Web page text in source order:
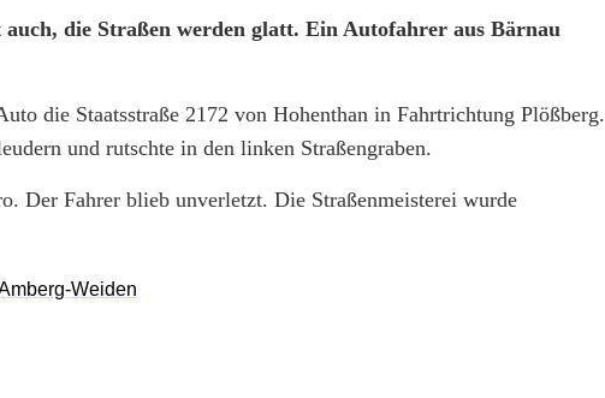
die Straßen werden glatt. Ein Autofahrer aus Bärnau
die Staatsstraße 2172 von Hohenthan in Fahrtrichtung Plößberg.
und rutschte in den linken Straßengraben.
Der Fahrer blieb unverletzt. Die Straßenmeisterei wurde